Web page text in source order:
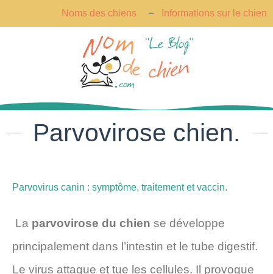
Noms des chiens – Informations sur le chien
Parvovirose chien.
Parvovirus canin : symptôme, traitement et vaccin.
La parvovirose du chien se développe
principalement dans l’intestin et le tube digestif.
Le virus attaque et tue les cellules. Il provoque